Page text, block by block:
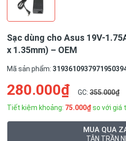
Sạc dùng cho Asus 19V-
x 1.35mm) – OEM
Mã sản phẩm:
280.000₫ GC: 355.000₫
Tiết kiệm khoảng: 75.000₫so với giá
MUA QUA
TÂN TRẦN